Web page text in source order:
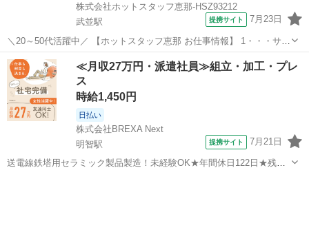
株式会社ホットスタッフ恵那-HSZ93212
武並駅
提携サイト 7月23日
＼20～50代活躍中／ 【ホットスタッフ恵那 お仕事情報】 1・・・サー
ビスエリア内でのお仕事なので環境◎! 2・・・シフト制なので予定が
立てやすい♪ 3・・・夜スタートで早朝に終われる♪ だから… 収入もし
っかりほしいけ...
岐阜 恵那市 武並駅 キッチン
≪月収27万円・派遣社員≫組立・加工・プレ
ス
時給1,450円
日払い
株式会社BREXA Next
明智駅
提携サイト 7月21日
送電線鉄塔用セラミック製品製造！未経験OK★年間休日122日★残業